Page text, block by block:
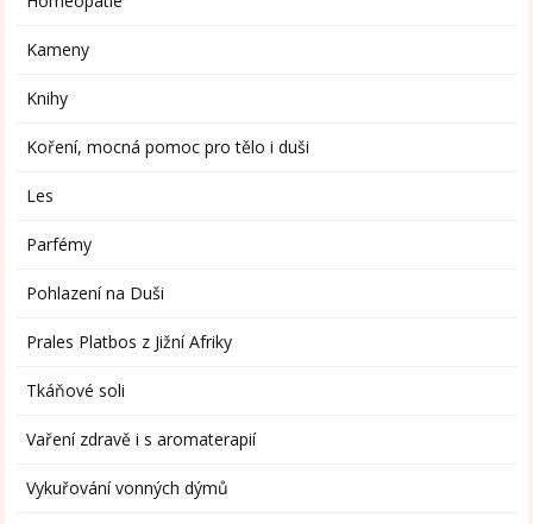
Kameny
Knihy
Koření, mocná pomoc pro tělo i duši
Les
Parfémy
Pohlazení na Duši
Prales Platbos z Jižní Afriky
Tkáňové soli
Vaření zdravě i s aromaterapií
Vykuřování vonných dýmů